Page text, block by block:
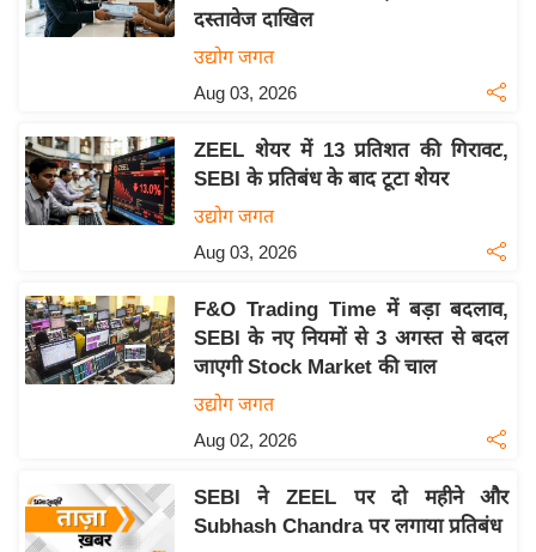
वि
शे
रा
य
ब
खे
ल
क्रि
P
L
दस्तावेज दाखिल
उद्योग जगत
Aug 03, 2026
ZEEL शेयर में 13 प्रतिशत की गिरावट,
SEBI के प्रतिबंध के बाद टूटा शेयर
उद्योग जगत
Aug 03, 2026
F&O Trading Time में बड़ा बदलाव,
SEBI के नए नियमों से 3 अगस्त से बदल
जाएगी Stock Market की चाल
उद्योग जगत
Aug 02, 2026
SEBI ने ZEEL पर दो महीने और
Subhash Chandra पर लगाया प्रतिबंध